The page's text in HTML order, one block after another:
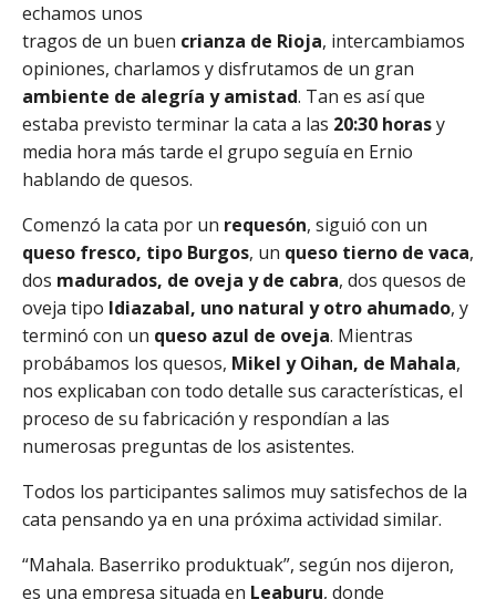
echamos unos
tragos de un buen crianza de Rioja, intercambiamos
opiniones, charlamos y disfrutamos de un gran
ambiente de alegría y amistad. Tan es así que
estaba previsto terminar la cata a las 20:30 horasy
media hora más tarde el grupo seguía en Ernio
hablando de quesos.
Comenzó la cata por un requesón, siguió con un
queso fresco, tipo Burgos, un queso tierno de vaca,
dos madurados, de oveja y de cabra, dos quesos de
oveja tipo Idiazabal, uno natural y otro ahumado, y
terminó con un queso azul de oveja. Mientras
probábamos los quesos, Mikel y Oihan, de Mahala,
nos explicaban con todo detalle sus características, el
proceso de su fabricación y respondían a las
numerosas preguntas de los asistentes.
Todos los participantes salimos muy satisfechos de la
cata pensando ya en una próxima actividad similar.
“Mahala. Baserriko produktuak”, según nos dijeron,
es una empresa situada en Leaburu, donde